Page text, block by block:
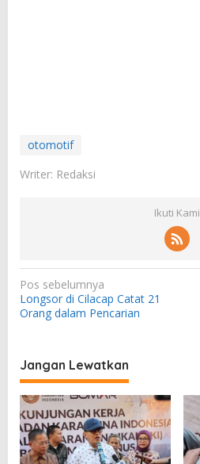
otomotif
Writer: Redaksi
Ikuti Kami
N
a
g
a
s
i
Pos sebelumnya
Longsor di Cilacap Catat 21
Orang dalam Pencarian
Jangan Lewatkan